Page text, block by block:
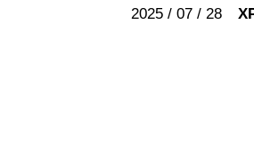
2025 / 07 / 28